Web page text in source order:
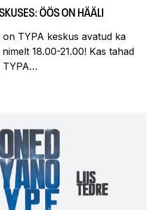
ÖÖS ON HÄÄLI
TYPA keskus avatud ka
18.00-21.00! Kas tahad
TYPA…